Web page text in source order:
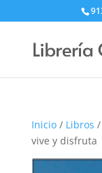
Inicio/ Libros /
vive y disfruta